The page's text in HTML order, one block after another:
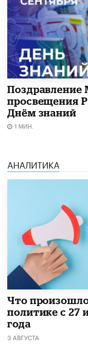
Поздравление
просвещения
Днём знаний
1 МИН.
АНАЛИТИКА
​Что
политике с 27
года
3 АВГУСТА